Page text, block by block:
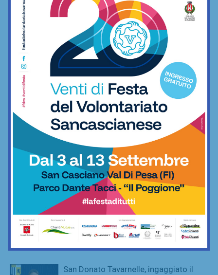
Calcio
Gianvito Pertica”
Calcio
Coppa Italia di Serie D, il Grassina
comincia il 23 agosto contro la
Lucchese
Calcio
Serie D, ecco i gironi 2026/27. Grassina
e San Donato Tavarnelle con tre
emiliane, una laziale e una umbra
Calcio
Serie D, ecco i due passaggi
fondamentali su organici e calendari (e
il Grassina spera…)
Il San Donato Tavarnelle vince la sua
prima amichevole: 2-1 in rimonta
contro il Grosseto di Indiani
Neri Valiante: la Libertas Barberino
Tavarnelle acquista un terzino… con il
San Donato Tavarnelle, ingaggiato il